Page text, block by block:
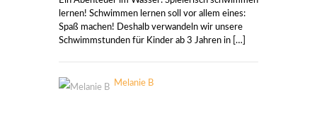
lernen! Schwimmen lernen soll vor allem eines:
Spaß machen! Deshalb verwandeln wir unsere
Schwimmstunden für Kinder ab 3 Jahren in […]
Melanie B